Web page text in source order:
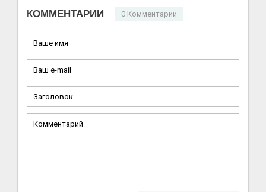
КОММЕНТАРИИ 0 Комментарии